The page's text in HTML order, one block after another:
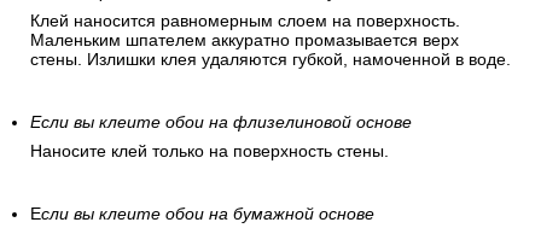
Равномерно нанесите клей на стену.
стены. Излишки клея удаляются губкой, намоченной в воде.
Наносите клей только на поверхность стены.